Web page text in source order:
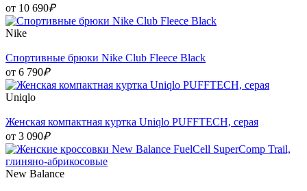
от 10 690₽
Nike
Cпортивные брюки Nike Club Fleece Black
от 6 790₽
Uniqlo
Женская компактная куртка Uniqlo PUFFTECH, серая
от 3 090₽
New Balance